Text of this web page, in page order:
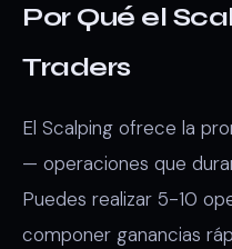
Por Qué el
Traders
El Scalping ofrece la
— operaciones que
Puedes realizar 5-10
componer ganancias